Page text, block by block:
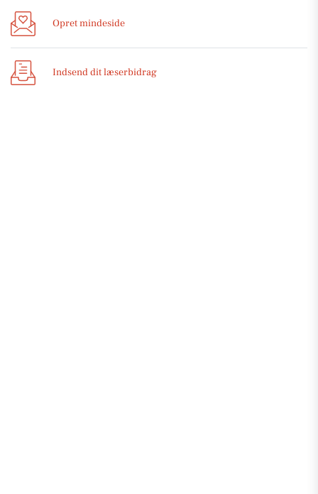
Opret mindeside
Indsend dit læserbidrag